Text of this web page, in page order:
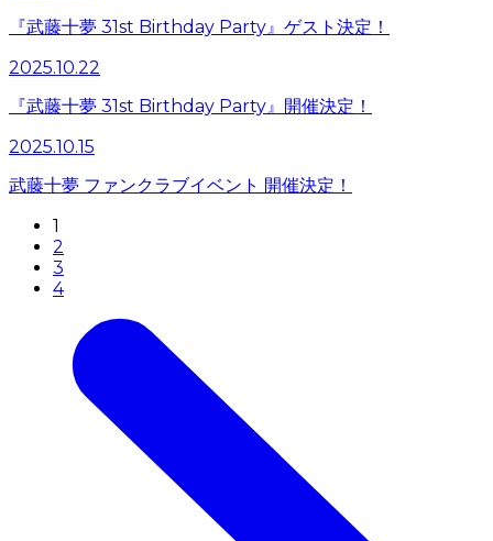
『武藤十夢 31st Birthday Party』ゲスト決定！
2025.10.22
『武藤十夢 31st Birthday Party』開催決定！
2025.10.15
武藤十夢 ファンクラブイベント 開催決定！
1
2
3
4